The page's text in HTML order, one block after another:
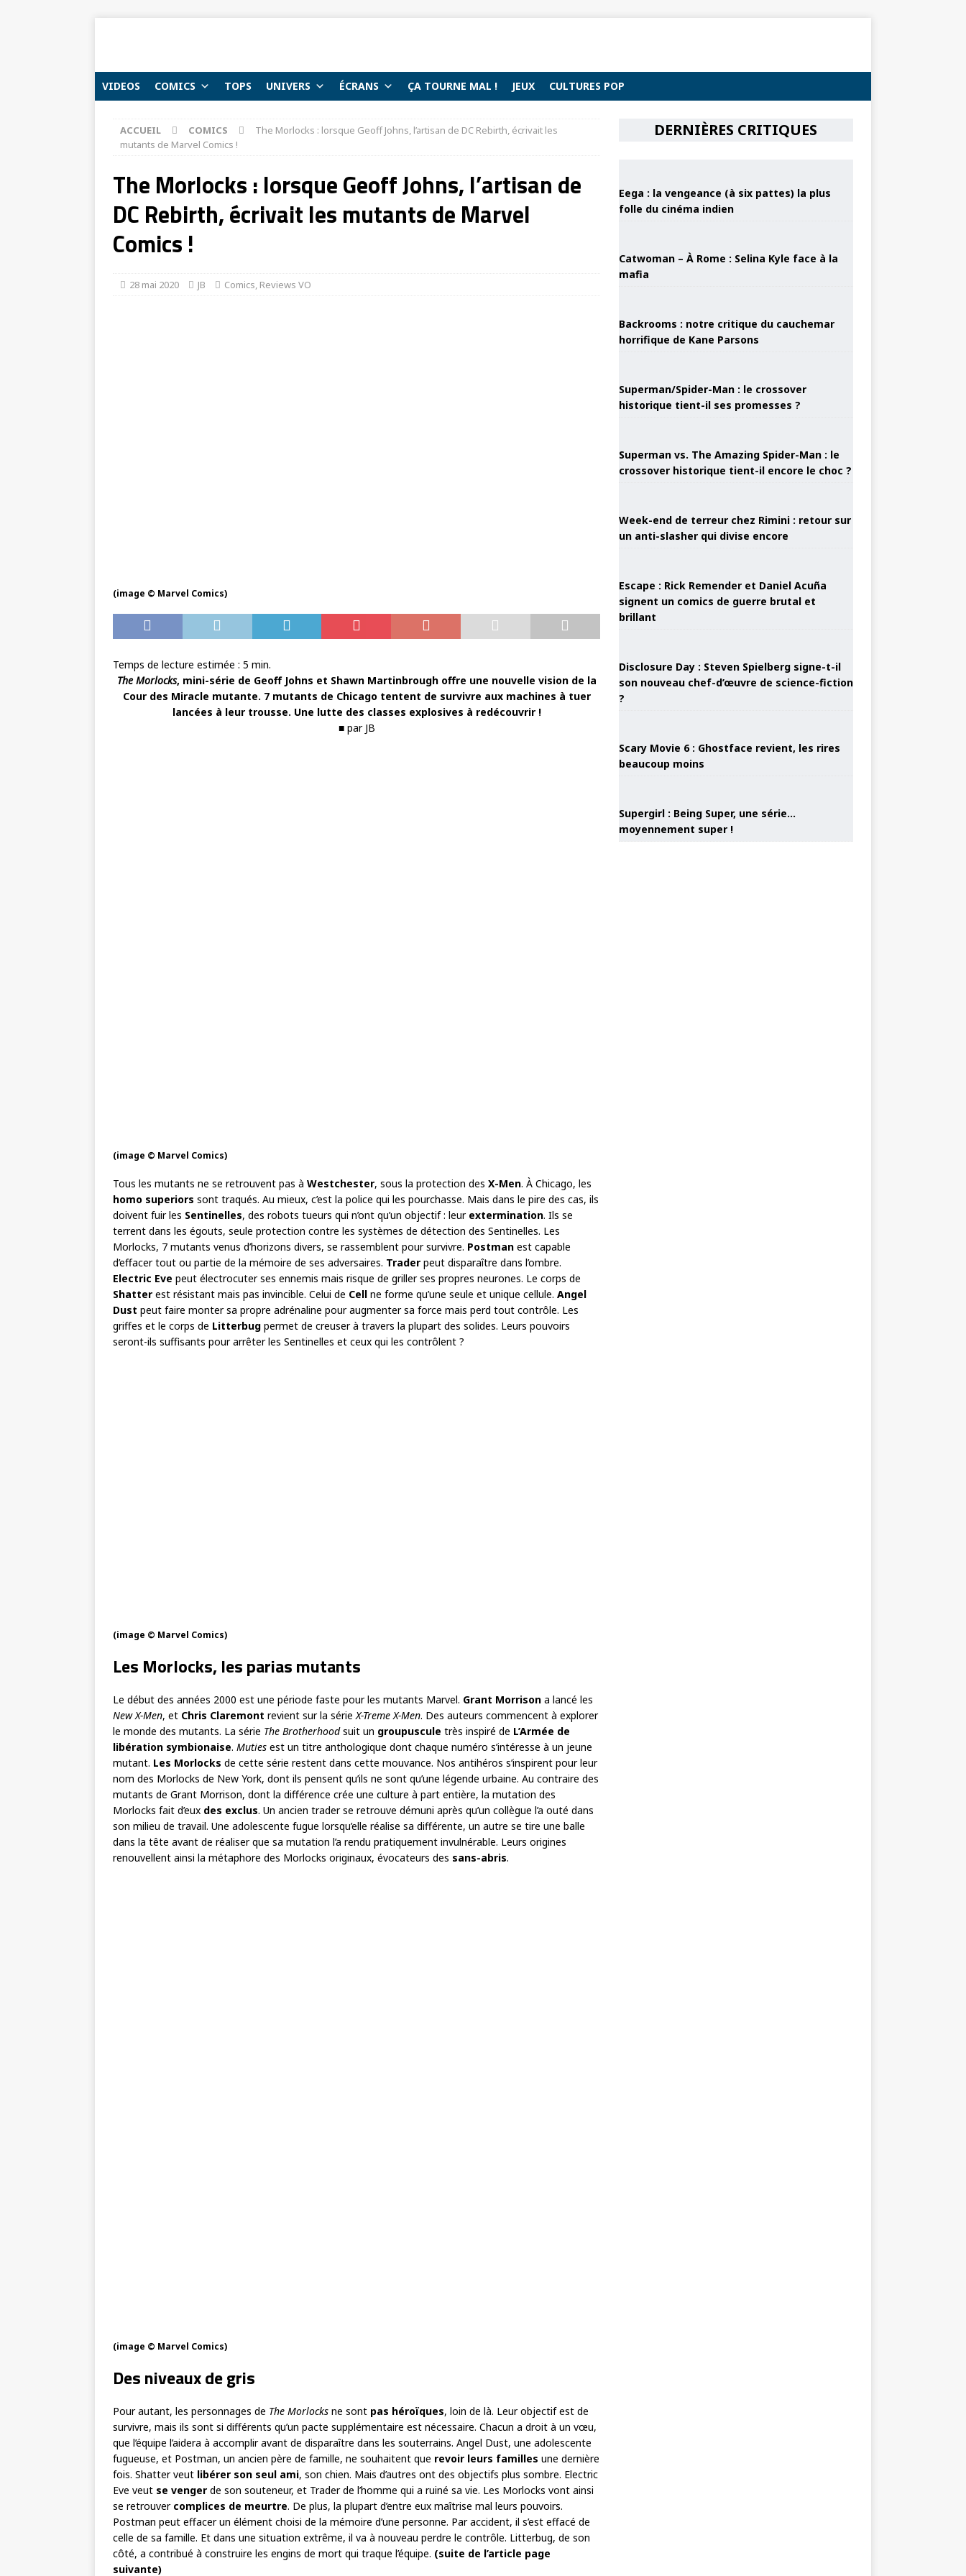
VIDEOS COMICS TOPS UNIVERS ÉCRANS ÇA TOURNE MAL ! JEUX CULTURES POP
ACCUEIL COMICS
The Morlocks : lorsque Geoff Johns, l’artisan de DC Rebirth, écrivait les
mutants de Marvel Comics !
The Morlocks : lorsque Geoff Johns, l’artisan de
DC Rebirth, écrivait les mutants de Marvel
Comics !
28 mai 2020 JB Comics, Reviews VO
(image © Marvel Comics)
Temps de lecture estimée : 5 min.
The Morlocks, mini-série de Geoff Johns et Shawn Martinbrough offre une nouvelle vision de la
Cour des Miracle mutante. 7 mutants de Chicago tentent de survivre aux machines à tuer
lancées à leur trousse. Une lutte des classes explosives à redécouvrir !
■ par JB
(image © Marvel Comics)
Tous les mutants ne se retrouvent pas à Westchester, sous la protection des X-Men. À Chicago, les
homo superiors sont traqués. Au mieux, c’est la police qui les pourchasse. Mais dans le pire des cas, ils
doivent fuir les Sentinelles, des robots tueurs qui n’ont qu’un objectif : leur extermination. Ils se
terrent dans les égouts, seule protection contre les systèmes de détection des Sentinelles. Les
Morlocks, 7 mutants venus d’horizons divers, se rassemblent pour survivre. Postman est capable
d’effacer tout ou partie de la mémoire de ses adversaires. Trader peut disparaître dans l’ombre.
Electric Eve peut électrocuter ses ennemis mais risque de griller ses propres neurones. Le corps de
Shatter est résistant mais pas invincible. Celui de Cell ne forme qu’une seule et unique cellule. Angel
Dust peut faire monter sa propre adrénaline pour augmenter sa force mais perd tout contrôle. Les
griffes et le corps de Litterbug permet de creuser à travers la plupart des solides. Leurs pouvoirs
seront-ils suffisants pour arrêter les Sentinelles et ceux qui les contrôlent ?
(image © Marvel Comics)
Les Morlocks, les parias mutants
Le début des années 2000 est une période faste pour les mutants Marvel. Grant Morrison a lancé les
New X-Men, et Chris Claremont revient sur la sérieX-Treme X-Men. Des auteurs commencent à explorer
le monde des mutants. La série The Brotherhoodsuit un groupuscule très inspiré de L’Armée de
libération symbionaise. Muties est un titre anthologique dont chaque numéro s’intéresse à un jeune
mutant. Les Morlocks de cette série restent dans cette mouvance. Nos antihéros s’inspirent pour leur
nom des Morlocks de New York, dont ils pensent qu’ils ne sont qu’une légende urbaine. Au contraire des
mutants de Grant Morrison, dont la différence crée une culture à part entière, la mutation des
Morlocks fait d’eux des exclus. Un ancien trader se retrouve démuni après qu’un collègue l’a outé dans
son milieu de travail. Une adolescente fugue lorsqu’elle réalise sa différente, un autre se tire une balle
dans la tête avant de réaliser que sa mutation l’a rendu pratiquement invulnérable. Leurs origines
renouvellent ainsi la métaphore des Morlocks originaux, évocateurs des sans-abris.
(image © Marvel Comics)
Des niveaux de gris
Pour autant, les personnages de The Morlocks ne sont pas héroïques, loin de là. Leur objectif est de
survivre, mais ils sont si différents qu’un pacte supplémentaire est nécessaire. Chacun a droit à un vœu,
que l’équipe l’aidera à accomplir avant de disparaître dans les souterrains. Angel Dust, une adolescente
fugueuse, et Postman, un ancien père de famille, ne souhaitent que revoir leurs familles une dernière
fois. Shatter veut libérer son seul ami, son chien. Mais d’autres ont des objectifs plus sombre. Electric
Eve veut se venger de son souteneur, et Trader de l’homme qui a ruiné sa vie. Les Morlocks vont ainsi
se retrouver complices de meurtre. De plus, la plupart d’entre eux maîtrise mal leurs pouvoirs.
Postman peut effacer un élément choisi de la mémoire d’une personne. Par accident, il s’est effacé de
celle de sa famille. Et dans une situation extrême, il va à nouveau perdre le contrôle. Litterbug, de son
côté, a contribué à construire les engins de mort qui traque l’équipe. (suite de l’article page
suivante)
DERNIÈRES CRITIQUES
Eega : la vengeance (à six pattes) la plus
folle du cinéma indien
Catwoman – À Rome : Selina Kyle face à la
mafia
Backrooms : notre critique du cauchemar
horrifique de Kane Parsons
Superman/Spider-Man : le crossover
historique tient-il ses promesses ?
Superman vs. The Amazing Spider-Man : le
crossover historique tient-il encore le choc ?
Week-end de terreur chez Rimini : retour sur
un anti-slasher qui divise encore
Escape : Rick Remender et Daniel Acuña
signent un comics de guerre brutal et
brillant
Disclosure Day : Steven Spielberg signe-t-il
son nouveau chef-d’œuvre de science-fiction
?
Scary Movie 6 : Ghostface revient, les rires
beaucoup moins
Supergirl : Being Super, une série…
moyennement super !